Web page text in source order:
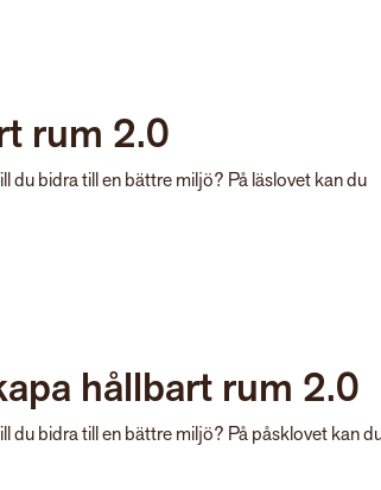
rum 2.0
du bidra till en bättre miljö? På läslovet kan du
hållbart rum 2.0
du bidra till en bättre miljö? På påsklovet kan